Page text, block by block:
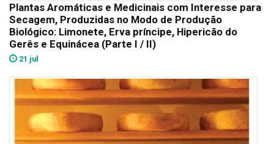
Plantas Aromáticas e Medicinais com Interesse para
Secagem, Produzidas no Modo de Produção
Biológico: Limonete, Erva príncipe, Hipericão do
Gerês e Equinácea (Parte I / II)
21 jul